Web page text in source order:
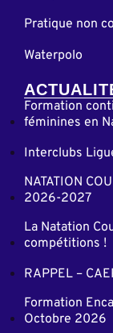
Pratique non
Waterpolo
Formation
féminines en
Interclubs
NATATION
2026-2027
La Natation
compétitions !
RAPPEL –
Formation
Octobre 2026